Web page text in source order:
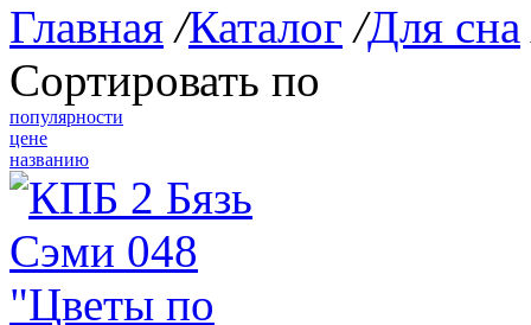
Главная /Каталог /Для сна
Сортировать по
популярности
цене
названию